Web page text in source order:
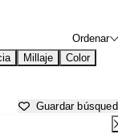
Ordenar
Millaje Color
Guardar